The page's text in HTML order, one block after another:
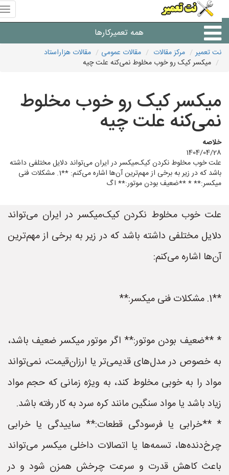
همه تعمیرکارها
شرکت های تعمیرات لوازم
نت تعمیر مرکز مقالات مقالات عمومی
مقالات هزاراستاد
میکسر کیک رو خوب مخلوط نمی‌کنه علت چیه
میکسر کیک رو خوب مخلوط
نمی‌کنه علت چیه
خلاصه
1404/04/28
علت خوب مخلوط نکردن کیک‌میکسر در ایران می‌تواند دلایل مختلفی داشته
باشد که در زیر به برخی از مهم‌ترین آن‌ها اشاره می‌کنم: **1. مشکلات فنی
میکسر:** * **ضعیف بودن موتور:** اگ
علت خوب مخلوط نکردن کیک‌میکسر در ایران می‌تواند
دلایل مختلفی داشته باشد که در زیر به برخی از مهم‌ترین
آن‌ها اشاره می‌کنم:
**1. مشکلات فنی میکسر:**
* **ضعیف بودن موتور:** اگر موتور میکسر ضعیف باشد،
به خصوص در مدل‌های قدیمی‌تر یا ارزان‌قیمت، نمی‌تواند
مواد را به خوبی مخلوط کند، به ویژه زمانی که حجم مواد
زیاد باشد یا مواد سنگین مانند کره سرد به کار رفته باشد.
* **خرابی یا فرسودگی قطعات:** ساییدگی یا خرابی
چرخ‌دنده‌ها، تسمه‌ها یا اتصالات داخلی میکسر می‌تواند
باعث کاهش قدرت و سرعت چرخش همزن شود و در